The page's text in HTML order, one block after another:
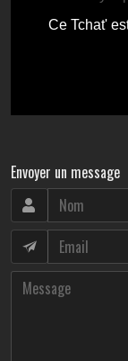
Envoyer un message